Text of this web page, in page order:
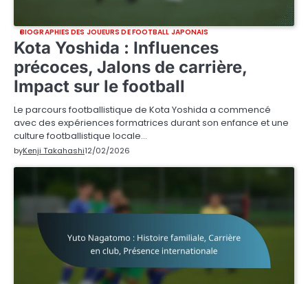
BIOGRAPHIES DES JOUEURS DE FOOTBALL JAPONAIS
Kota Yoshida : Influences
précoces, Jalons de carrière,
Impact sur le football
Le parcours footballistique de Kota Yoshida a commencé
avec des expériences formatrices durant son enfance et une
culture footballistique locale…
byKenji Takahashi12/02/2026